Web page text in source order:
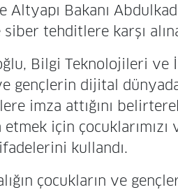
Altyapı Bakanı
siber tehditlere karşı
Bilgi Teknolojileri ve
gençlerin dijital
imza attığını
etmek için
kullandı.
çocukların ve